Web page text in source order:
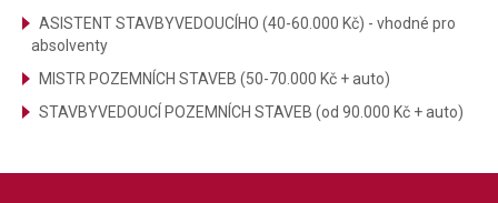
ASISTENT STAVBYVEDOUCÍHO (40-60.000 Kč) - vhodné pro
absolventy
MISTR POZEMNÍCH STAVEB (50-70.000 Kč + auto)
STAVBYVEDOUCÍ POZEMNÍCH STAVEB (od 90.000 Kč + auto)